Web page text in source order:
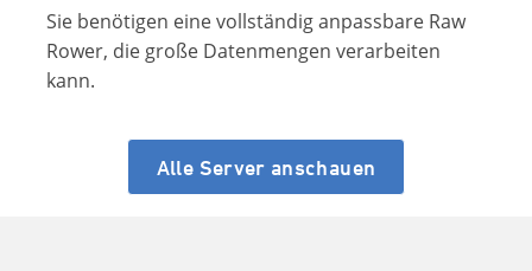
Sie benötigen eine vollständig anpassbare Raw
Rower, die große Datenmengen verarbeiten
kann.
Alle Server anschauen